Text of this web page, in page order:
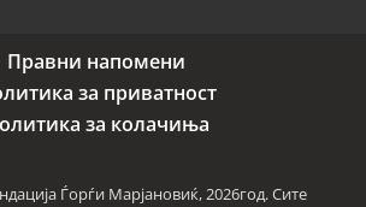
Правни напомени
за приватност
за колачиња
Ѓорѓи Марјановиќ, 2026год. Сите